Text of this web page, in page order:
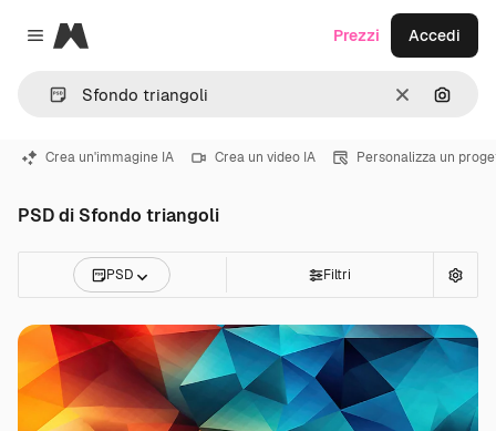
Close menu
Magnific
CancellaCerca
Prezzi Accedi
Crea un'immagine IA Crea un video IA Personalizza un
PSD di Sfondo triangoli
PSD Filtri